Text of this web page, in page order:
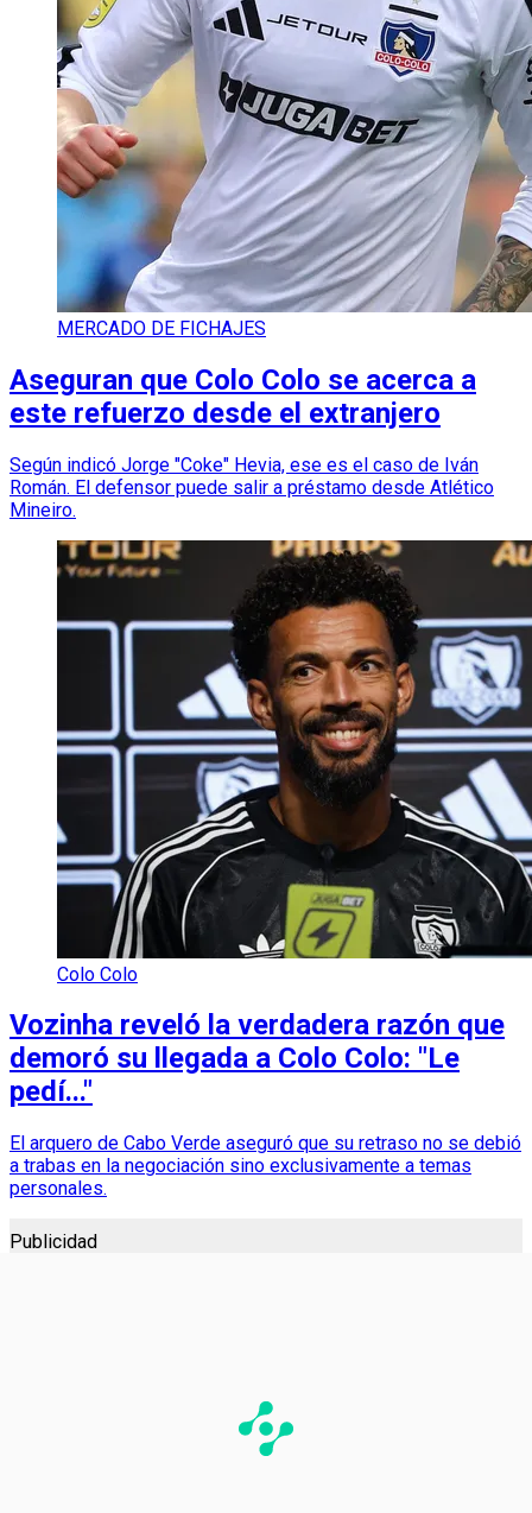
MERCADO DE FICHAJES
Aseguran que Colo Colo se acerca a
este refuerzo desde el extranjero
Según indicó Jorge "Coke" Hevia, ese es el caso de Iván
Román. El defensor puede salir a préstamo desde Atlético
Mineiro.
Colo Colo
Vozinha reveló la verdadera razón que
demoró su llegada a Colo Colo: "Le
pedí..."
El arquero de Cabo Verde aseguró que su retraso no se debió
a trabas en la negociación sino exclusivamente a temas
personales.
Publicidad